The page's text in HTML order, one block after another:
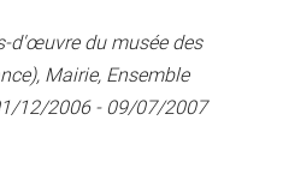
d'œuvre du musée des
Mairie, Ensemble
12/2006 - 09/07/2007